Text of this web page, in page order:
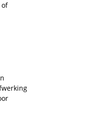
of